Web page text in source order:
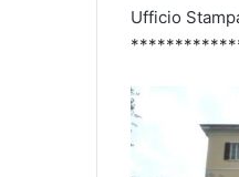
Ufficio